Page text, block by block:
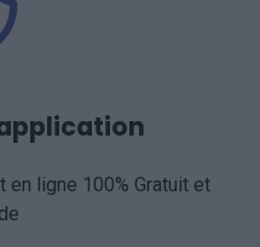
ligne 100% Gratuit et